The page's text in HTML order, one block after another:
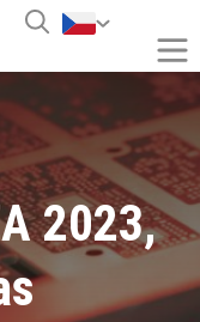
2023,